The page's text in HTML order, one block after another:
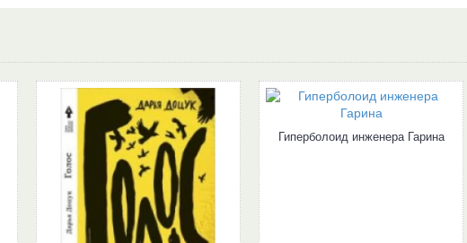
Гиперболоид инженера Гарина